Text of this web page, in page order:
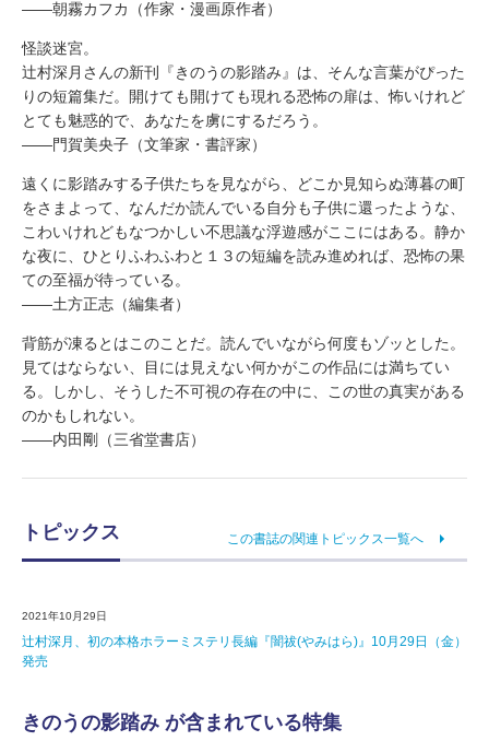
――朝霧カフカ（作家・漫画原作者）
怪談迷宮。
辻村深月さんの新刊『きのうの影踏み』は、そんな言葉がぴった
りの短篇集だ。開けても開けても現れる恐怖の扉は、怖いけれど
とても魅惑的で、あなたを虜にするだろう。
――門賀美央子（文筆家・書評家）
遠くに影踏みする子供たちを見ながら、どこか見知らぬ薄暮の町
をさまよって、なんだか読んでいる自分も子供に還ったような、
こわいけれどもなつかしい不思議な浮遊感がここにはある。静か
な夜に、ひとりふわふわと１３の短編を読み進めれば、恐怖の果
ての至福が待っている。
――土方正志（編集者）
背筋が凍るとはこのことだ。読んでいながら何度もゾッとした。
見てはならない、目には見えない何かがこの作品には満ちてい
る。しかし、そうした不可視の存在の中に、この世の真実がある
のかもしれない。
――内田剛（三省堂書店）
トピックス この書誌の関連トピックス一覧へ
2021年10月29日
辻村深月、初の本格ホラーミステリ長編『闇祓(やみはら)』10月29日（金）
発売
きのうの影踏み が含まれている特集